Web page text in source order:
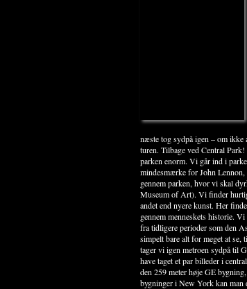
næste tog sydpå igen – om ikke
turen. Tilbage ved Central
parken enorm. Vi går ind i
mindesmærke for John
gennem parken, hvor vi skal
Museum of Art). Vi finder
andet end nyere kunst. Her
gennem menneskets historie.
fra tidligere perioder som den
simpelt bare alt for meget at se,
tager vi igen metroen sydpå til
have taget et par billeder i
den 259 meter høje GE
bygninger i New York kan man